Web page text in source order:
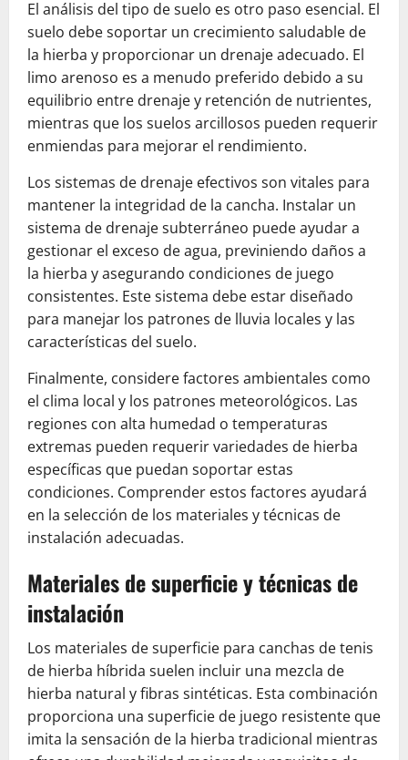
El análisis del tipo de suelo es otro paso esencial. El
suelo debe soportar un crecimiento saludable de
la hierba y proporcionar un drenaje adecuado. El
limo arenoso es a menudo preferido debido a su
equilibrio entre drenaje y retención de nutrientes,
mientras que los suelos arcillosos pueden requerir
enmiendas para mejorar el rendimiento.
Los sistemas de drenaje efectivos son vitales para
mantener la integridad de la cancha. Instalar un
sistema de drenaje subterráneo puede ayudar a
gestionar el exceso de agua, previniendo daños a
la hierba y asegurando condiciones de juego
consistentes. Este sistema debe estar diseñado
para manejar los patrones de lluvia locales y las
características del suelo.
Finalmente, considere factores ambientales como
el clima local y los patrones meteorológicos. Las
regiones con alta humedad o temperaturas
extremas pueden requerir variedades de hierba
específicas que puedan soportar estas
condiciones. Comprender estos factores ayudará
en la selección de los materiales y técnicas de
instalación adecuadas.
Materiales de superficie y técnicas de
instalación
Los materiales de superficie para canchas de tenis
de hierba híbrida suelen incluir una mezcla de
hierba natural y fibras sintéticas. Esta combinación
proporciona una superficie de juego resistente que
imita la sensación de la hierba tradicional mientras